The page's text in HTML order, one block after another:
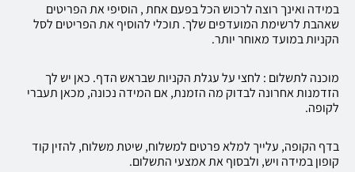
במידה ואינך רוצה לרכוש הכל בפעם אחת , הוסיפי את הפריטים
שאהבת לרשימת המועדפים שלך. תוכלי להוסיף את הפריטים לסל
הקניות במועד מאוחר יותר.
מוכנה לתשלום : לחצי על עגלת הקניות שבראש הדף. כאן יש לך
הזדמנות אחרונה לבדוק מה הזמנת, אם המידה נכונה, מכאן תעברי
לקופה.
בדף הקופה, עלייך למלא פרטים למשלוח, שיטת משלוח, להזין קוד
קופון במידה ויש, ולבסוף את אמצעי התשלום.